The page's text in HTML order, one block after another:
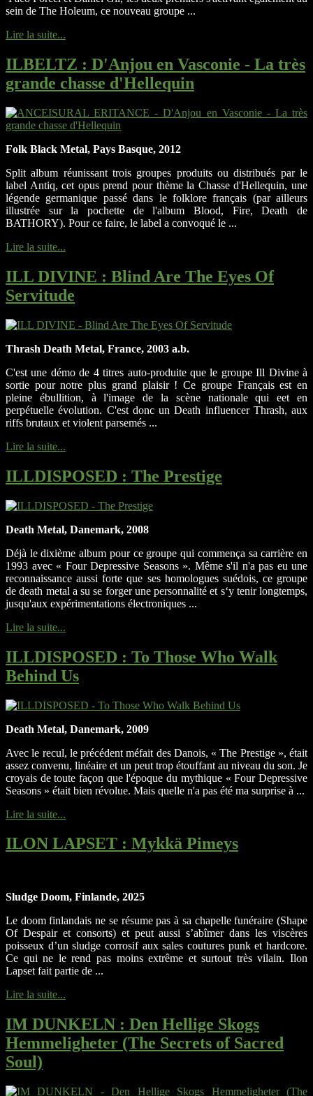
sein de The Holeum, ce nouveau groupe ...
Lire la suite...
ILBELTZ : D'Anjou en Vasconie - La très
grande chasse d'Hellequin
Folk Black Metal, Pays Basque, 2012
Split album réunissant trois groupes produits ou distribués par le
label Antiq, cet opus prend pour thème la Chasse d'Hellequin, une
légende germanique passé dans le folklore français (par ailleurs
illustrée sur la pochette de l'album Blood, Fire, Death de
BATHORY). Pour ce faire, le label a convoqué le ...
Lire la suite...
ILL DIVINE : Blind Are The Eyes Of
Servitude
Thrash Death Metal, France, 2003 a.b.
C'est une démo de 4 titres auto-produite que le groupe Ill Divine à
sortie pour notre plus grand plaisir ! Ce groupe Français est en
pleine ébullition, à l'image de la scène nationale qui eet en
perpétuelle évolution. C'est donc un Death influencer Thrash, aux
riffs brutaux et violent parsemés ...
Lire la suite...
ILLDISPOSED : The Prestige
Death Metal, Danemark, 2008
Déjà le dixième album pour ce groupe qui commença sa carrière en
1993 avec « Four Depressive Seasons ». Même s'il n'a pas eu une
reconnaissance aussi forte que ses homologues suédois, ce groupe
de death metal a su se forger une personnalité et s‘y tenir longtemps,
jusqu'aux expérimentations électroniques ...
Lire la suite...
ILLDISPOSED : To Those Who Walk
Behind Us
Death Metal, Danemark, 2009
Avec le recul, le précédent méfait des Danois, « The Prestige », était
assez convenu, linéaire et un peut trop étouffant au niveau du son. Je
croyais de toute façon que l'époque du mythique « Four Depressive
Seasons » était bien révolue. Mais quelle n'a pas été ma surprise à ...
Lire la suite...
ILON LAPSET : Mykkä Pimeys
Sludge Doom, Finlande, 2025
Le doom finlandais ne se résume pas à sa chapelle funéraire (Shape
Of Despair et consorts) et peut aussi s’abîmer dans les viscères
poisseux d’un sludge corrosif aux sales coutures punk et hardcore.
Ce qui ne le rend pas moins extrême et surtout très vilain. Ilon
Lapset fait partie de ...
Lire la suite...
IM DUNKELN : Den Hellige Skogs
Hemmeligheter (The Secrets of Sacred
Soul)